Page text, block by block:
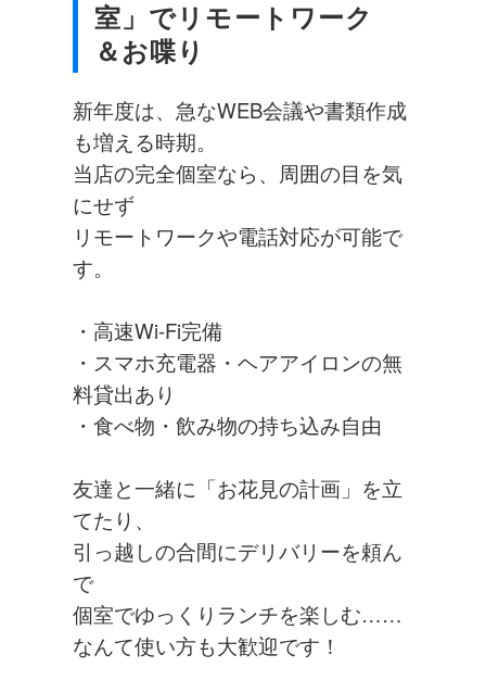
室」でリモートワーク
＆お喋り
新年度は、急なWEB会議や書類作成
も増える時期。
当店の完全個室なら、周囲の目を気
にせず
リモートワークや電話対応が可能で
す。
・高速Wi-Fi完備
・スマホ充電器・ヘアアイロンの無
料貸出あり
・食べ物・飲み物の持ち込み自由
友達と一緒に「お花見の計画」を立
てたり、
引っ越しの合間にデリバリーを頼ん
で
個室でゆっくりランチを楽しむ……
なんて使い方も大歓迎です！